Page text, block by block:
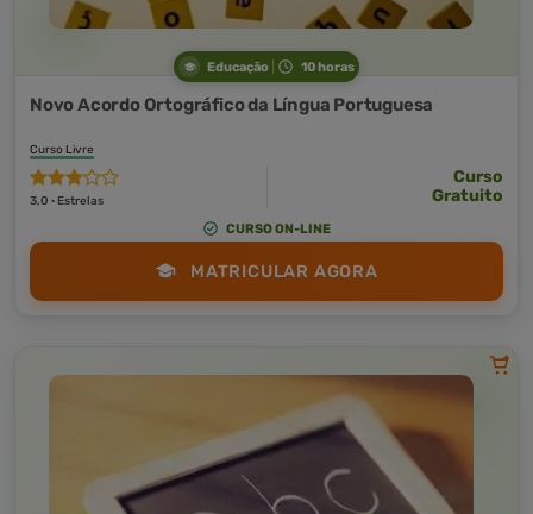
Educação 10 horas
Novo Acordo Ortográfico da Língua Portuguesa
Curso Livre
3,0 · Estrelas
Curso
Gratuito
CURSO ON-LINE
MATRICULAR AGORA